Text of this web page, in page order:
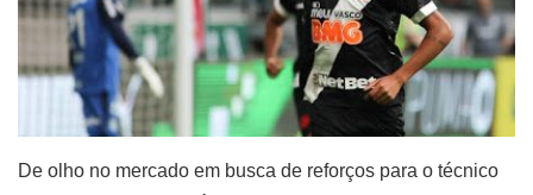
De olho no mercado em busca de reforços para o técnico